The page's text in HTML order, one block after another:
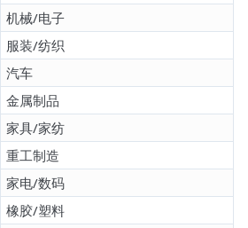
机械/电子
服装/纺织
汽车
金属制品
家具/家纺
重工制造
家电/数码
橡胶/塑料